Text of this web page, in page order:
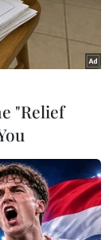
Vietnam+)
"Relief